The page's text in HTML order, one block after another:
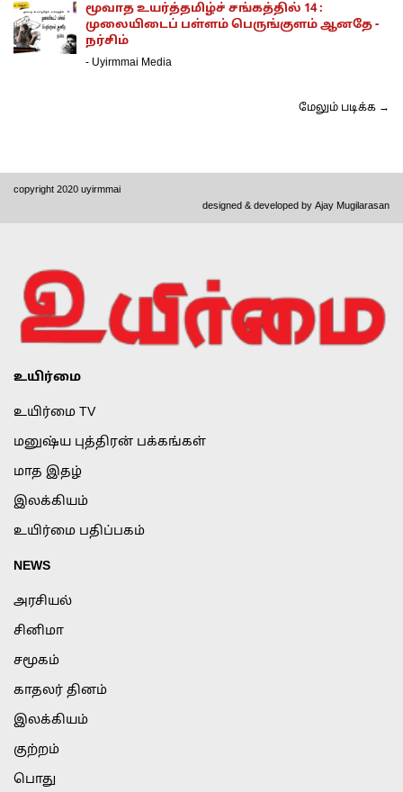
மூவாத உயர்த்தமிழ்ச் சங்கத்தில் 14 :
முலையிடைப் பள்ளம் பெருங்குளம் ஆனதே -
நர்சிம்
- Uyirmmai Media
மேலும் படிக்க →
copyright 2020 uyirmmai
designed & developed by Ajay Mugilarasan
உயிர்மை
உயிர்மை TV
மனுஷ்ய புத்திரன் பக்கங்கள்
மாத இதழ்
இலக்கியம்
உயிர்மை பதிப்பகம்
NEWS
அரசியல்
சினிமா
சமூகம்
காதலர் தினம்
இலக்கியம்
குற்றம்
பொது